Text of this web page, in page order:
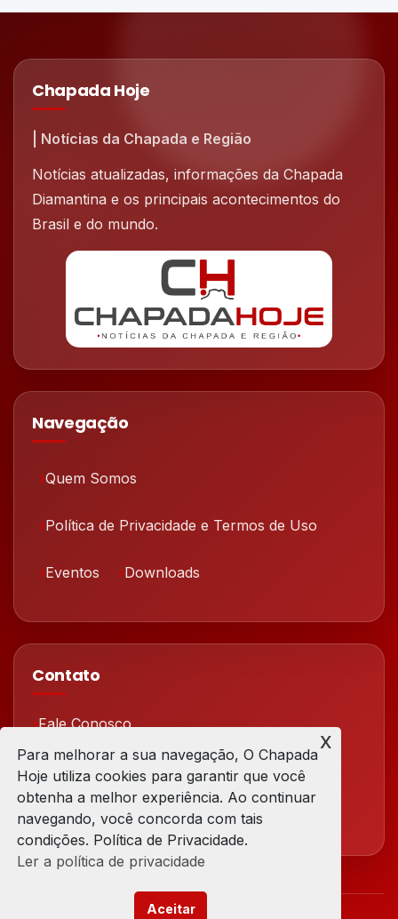
Chapada Hoje
| Notícias da Chapada e Região
Notícias atualizadas, informações da Chapada
Diamantina e os principais acontecimentos do
Brasil e do mundo.
Navegação
Quem Somos
Política de Privacidade e Termos de Uso
Eventos Downloads
Contato
Fale Conosco
Redes Sociais
Para melhorar a sua navegação, O Chapada
Hoje utiliza cookies para garantir que você
obtenha a melhor experiência. Ao continuar
navegando, você concorda com tais
condições. Política de Privacidade.
Ler a política de privacidade
Aceitar
x